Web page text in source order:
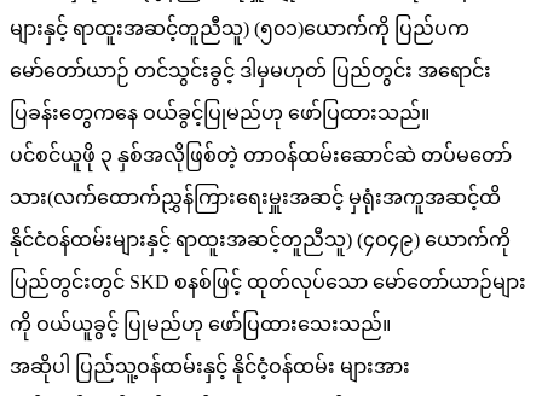
များနှင့် ရာထူးအဆင့်တူညီသူ) (၅၀၁)ယောက်ကို ပြည်ပက
မော်တော်ယာဉ် တင်သွင်းခွင့် ဒါမှမဟုတ် ပြည်တွင်း အရောင်း
ပြခန်းတွေကနေ ဝယ်ခွင့်ပြုမည်ဟု ဖော်ပြထားသည်။
ပင်စင်ယူဖို ၃ နှစ်အလိုဖြစ်တဲ့ တာဝန်ထမ်းဆောင်ဆဲ တပ်မတော်
သား(လက်ထောက်ညွှန်ကြားရေးမှူးအဆင့် မှရုံးအကူအဆင့်ထိ
နိုင်ငံဝန်ထမ်းများနှင့် ရာထူးအဆင့်တူညီသူ) (၄၀၄၉) ယောက်ကို
ပြည်တွင်းတွင် SKD စနစ်ဖြင့် ထုတ်လုပ်သော မော်တော်ယာဉ်များ
ကို ဝယ်ယူခွင့် ပြုမည်ဟု ဖော်ပြထားသေးသည်။
အဆိုပါ ပြည်သူ့ဝန်ထမ်းနှင့် နိုင်ငံ့ဝန်ထမ်း များအား